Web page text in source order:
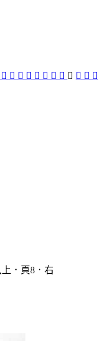
󵚳 󵚮 󵚫 󵚭 󵚤 󵚧 󵚲 󵚪 󵚴 𧟛 󵚵 𧟟